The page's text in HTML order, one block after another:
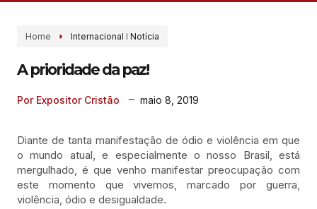
Home Internacional I Notícia
A prioridade da paz!
Por Expositor Cristão maio 8, 2019
Diante de tanta manifestação de ódio e violência em que
o mundo atual, e especialmente o nosso Brasil, está
mergulhado, é que venho manifestar preocupação com
este momento que vivemos, marcado por guerra,
violência, ódio e desigualdade.